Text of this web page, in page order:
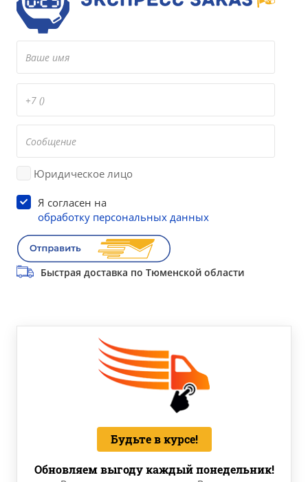
Юридическое лицо
Я согласен на
обработку персональных данных
Быстрая доставка по Тюменской области
Будьте в курсе!
Обновляем выгоду каждый понедельник!